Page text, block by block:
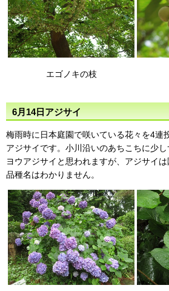
エゴノキの枝
6月14日アジサイ
梅雨時に日本庭園で咲いている花々を4連
アジサイです。小川沿いのあちこちに少
ヨウアジサイと思われますが、アジサイは
品種名はわかりません。